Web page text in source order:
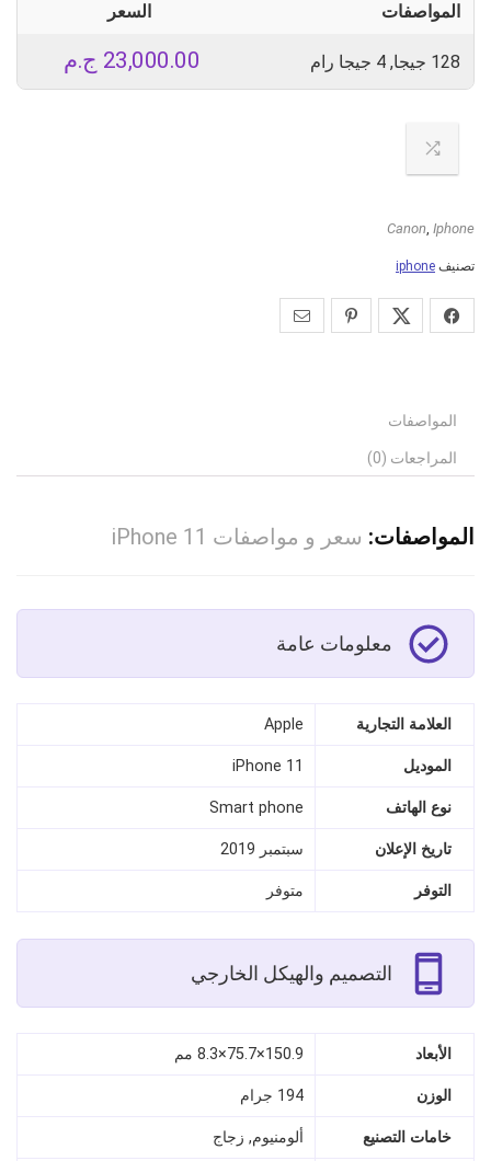
المواصفات السعر
128 جيجا, 4 جيجا رام ج.م 23,000.00
Canon, Iphone
تصنيف iphone
المواصفات
المراجعات (0)
المواصفات: سعر و مواصفات iPhone 11
معلومات عامة
العلامة التجارية Apple
الموديل iPhone 11
نوع الهاتف Smart phone
تاريخ الإعلان سبتمبر 2019
التوفر متوفر
التصميم والهيكل الخارجي
الأبعاد 150.9×75.7×8.3 مم
الوزن 194 جرام
خامات التصنيع ألومنيوم, زجاج